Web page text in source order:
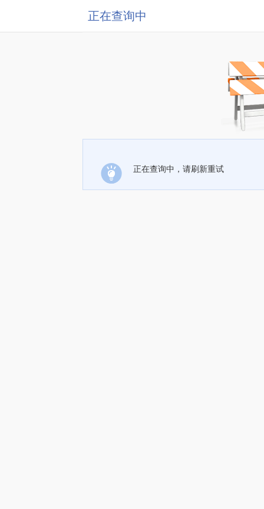
正在查询中
正在查询中，请刷新重试